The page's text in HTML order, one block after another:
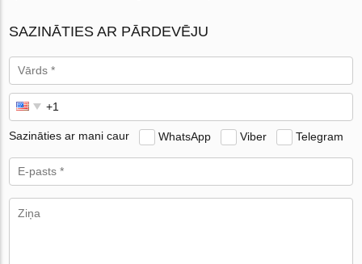
SAZINĀTIES AR PĀRDEVĒJU
Sazināties ar mani caur WhatsApp Viber Telegram